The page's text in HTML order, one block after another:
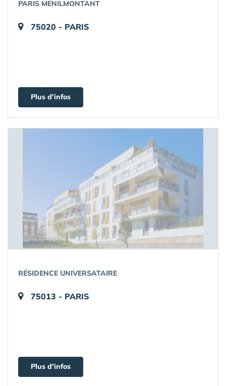
PARIS MENILMONTANT
75020 - PARIS
Plus d'infos
RÉSIDENCE UNIVERSATAIRE
75013 - PARIS
Plus d'infos